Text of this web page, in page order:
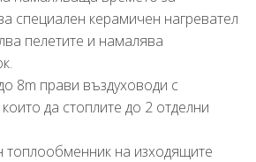
специален керамичен нагревател
пелетите и намалява
8m прави въздуховоди с
да стоплите до 2 отделни
топлообменник на изходящите